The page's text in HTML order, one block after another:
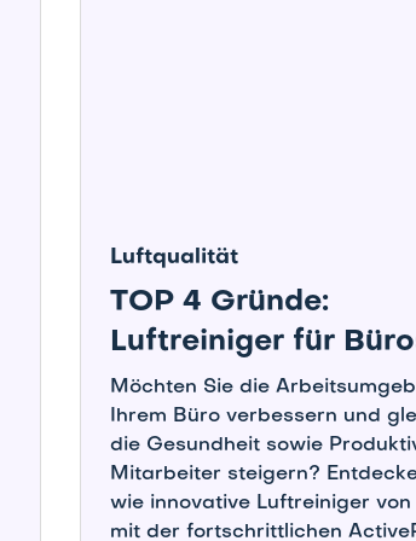
Luftqualität
TOP 4 Gründe:
Luftreiniger für
Möchten Sie die
Ihrem Büro verbessern und
die Gesundheit sowie
Mitarbeiter steigern?
wie innovative Luftreiniger von
mit der fortschrittlichen